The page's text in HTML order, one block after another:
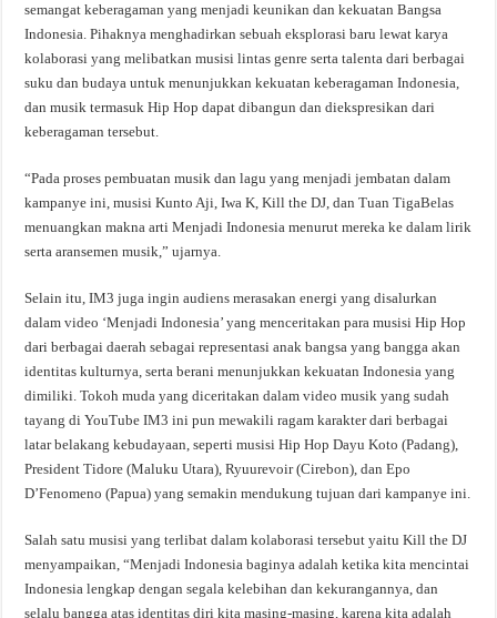
semangat keberagaman yang menjadi keunikan dan kekuatan Bangsa
Indonesia. Pihaknya menghadirkan sebuah eksplorasi baru lewat karya
kolaborasi yang melibatkan musisi lintas genre serta talenta dari berbagai
suku dan budaya untuk menunjukkan kekuatan keberagaman Indonesia,
dan musik termasuk Hip Hop dapat dibangun dan diekspresikan dari
keberagaman tersebut.
“Pada proses pembuatan musik dan lagu yang menjadi jembatan dalam
kampanye ini, musisi Kunto Aji, Iwa K, Kill the DJ, dan Tuan TigaBelas
menuangkan makna arti Menjadi Indonesia menurut mereka ke dalam lirik
serta aransemen musik,” ujarnya.
Selain itu, IM3 juga ingin audiens merasakan energi yang disalurkan
dalam video ‘Menjadi Indonesia’ yang menceritakan para musisi Hip Hop
dari berbagai daerah sebagai representasi anak bangsa yang bangga akan
identitas kulturnya, serta berani menunjukkan kekuatan Indonesia yang
dimiliki. Tokoh muda yang diceritakan dalam video musik yang sudah
tayang di YouTube IM3 ini pun mewakili ragam karakter dari berbagai
latar belakang kebudayaan, seperti musisi Hip Hop Dayu Koto (Padang),
President Tidore (Maluku Utara), Ryuurevoir (Cirebon), dan Epo
D’Fenomeno (Papua) yang semakin mendukung tujuan dari kampanye ini.
Salah satu musisi yang terlibat dalam kolaborasi tersebut yaitu Kill the DJ
menyampaikan, “Menjadi Indonesia baginya adalah ketika kita mencintai
Indonesia lengkap dengan segala kelebihan dan kekurangannya, dan
selalu bangga atas identitas diri kita masing-masing, karena kita adalah